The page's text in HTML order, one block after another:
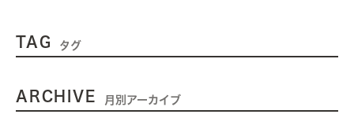
TAG タグ
ARCHIVE 月別アーカイブ